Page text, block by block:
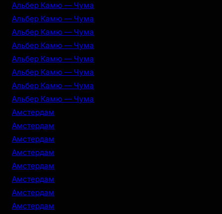
Альбер Камю — Чума
Альбер Камю — Чума
Альбер Камю — Чума
Альбер Камю — Чума
Альбер Камю — Чума
Альбер Камю — Чума
Альбер Камю — Чума
Альбер Камю — Чума
Амстердам
Амстердам
Амстердам
Амстердам
Амстердам
Амстердам
Амстердам
Амстердам